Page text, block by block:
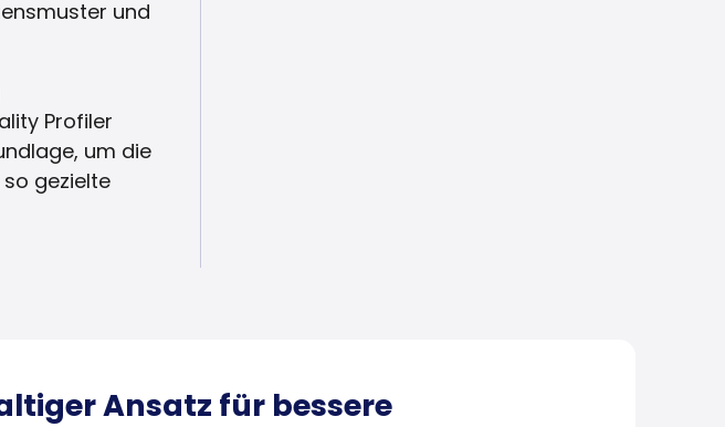
und
Profiler
um die
gezielte
Ansatz für bessere